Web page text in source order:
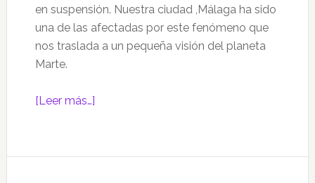
en suspensión. Nuestra ciudad ,Málaga ha sido
una de las afectadas por este fenómeno que
nos traslada a un pequeña visión del planeta
Marte.
[Leer más…]acerca
en